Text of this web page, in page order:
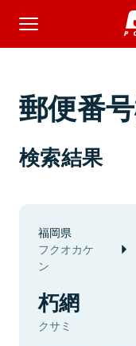
郵便番
検索結果
福岡県
フクオカケ
ン
朽網
クサミ